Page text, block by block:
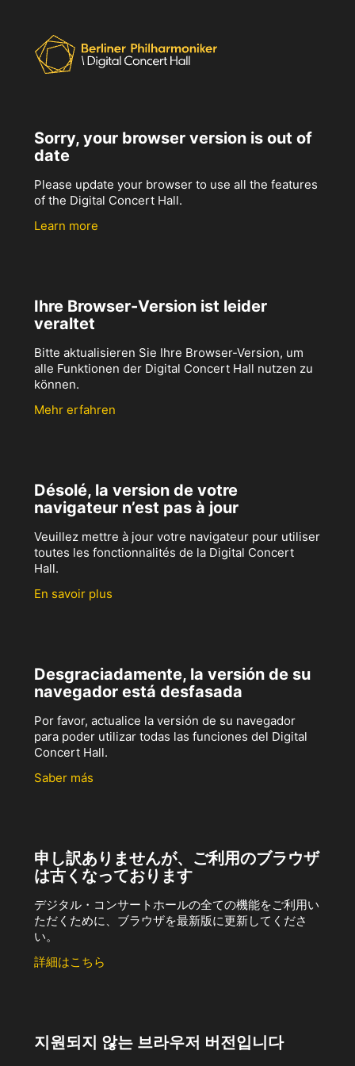
Sorry, your browser version is out of
date
Please update your browser to use all the features
of the Digital Concert Hall.
Learn more
Ihre Browser-Version ist leider
veraltet
Bitte aktualisieren Sie Ihre Browser-Version, um
alle Funktionen der Digital Concert Hall nutzen zu
können.
Mehr erfahren
Désolé, la version de votre
navigateur n’est pas à jour
Veuillez mettre à jour votre navigateur pour utiliser
toutes les fonctionnalités de la Digital Concert
Hall.
En savoir plus
Desgraciadamente, la versión de su
navegador está desfasada
Por favor, actualice la versión de su navegador
para poder utilizar todas las funciones del Digital
Concert Hall.
Saber más
申し訳ありませんが、ご利用のブラウザ
は古くなっております
デジタル・コンサートホールの全ての機能をご利用い
ただくために、ブラウザを最新版に更新してくださ
い。
詳細はこちら
지원되지 않는 브라우저 버전입니다